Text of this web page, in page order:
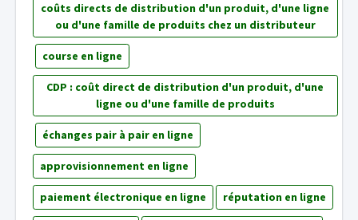
coûts directs de distribution d'un produit, d'une ligne
ou d'une famille de produits chez un distributeur
course en ligne
CDP : coût direct de distribution d'un produit, d'une
ligne ou d'une famille de produits
échanges pair à pair en ligne
approvisionnement en ligne
paiement électronique en ligne réputation en ligne